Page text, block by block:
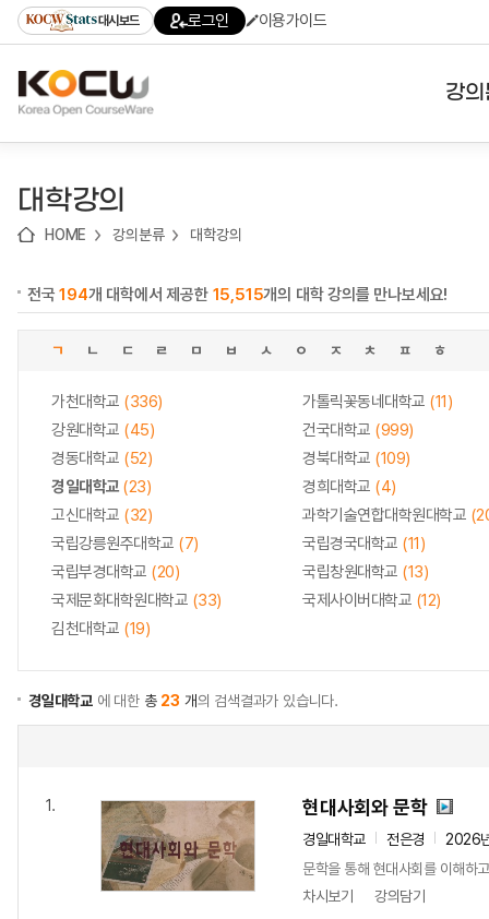
기
기
기
content)
가
대시보드 로그인 이용가이드
강
대학강의
HOME 강의분류 대학강의
전국194개 대학에서 제공한 15,515개의 대학 강의를 만나보세요!
ㄱ ㄴ ㄷ ㄹ ㅁ ㅂ ㅅ ㅇ ㅈ ㅊ ㅍ ㅎ
가천대학교 (336) 가톨릭꽃동네대학교 (11)
강원대학교 (45) 건국대학교 (999)
경동대학교 (52) 경북대학교 (109)
경일대학교(23) 경희대학교 (4)
고신대학교 (32) 과학기술연합대학원대학교
국립강릉원주대학교 (7) 국립경국대학교 (11)
국립부경대학교 (20) 국립창원대학교 (13)
국제문화대학원대학교 (33) 국제사이버대학교 (12)
김천대학교 (19)
경일대학교 에 대한 총 23 개의 검색결과가 있습니다.
1. 현대사회와 문학
경일대학교 전은경
2026
문학을 통해 현대사회를 이해하
차시보기
강의담기